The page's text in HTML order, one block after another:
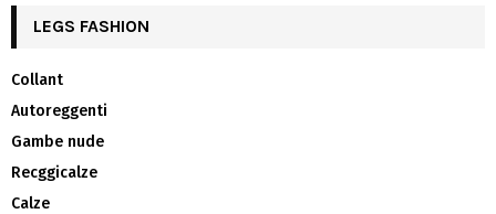
LEGS FASHION
Collant
Autoreggenti
Gambe nude
Recggicalze
Calze